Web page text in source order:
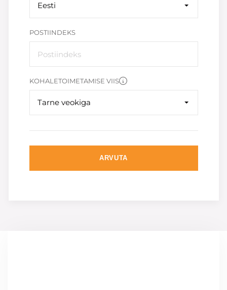
Eesti
POSTIINDEKS
KOHALETOIMETAMISE VIIS
Tarne veokiga
ARVUTA